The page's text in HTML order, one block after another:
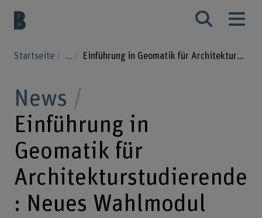
Startseite ... Einführung in Geomatik für Architekturstudierende: Neues Wahlmodul erstmals erfolgreich durchgeführt
News
Einführung in
Geomatik für
Architekturstudierende
: Neues Wahlmodul